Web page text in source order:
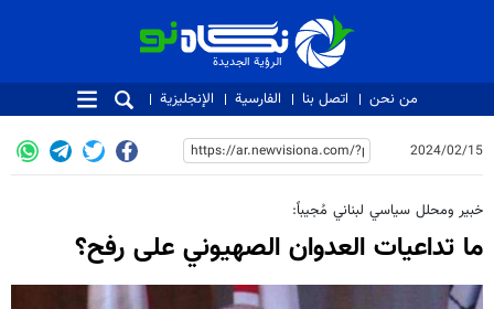
الرؤية الجديدة
الرؤية الجديدة
من نحن اتصل بنا الفارسية الإنجليزية
2024/02/15
خبير ومحلل سياسي لبناني مُجيباً:
ما تداعيات العدوان الصهيوني على رفح؟